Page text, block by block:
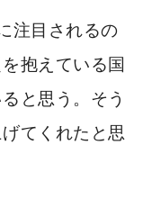
注目されるの
抱えている国
と思う。そう
てくれたと思